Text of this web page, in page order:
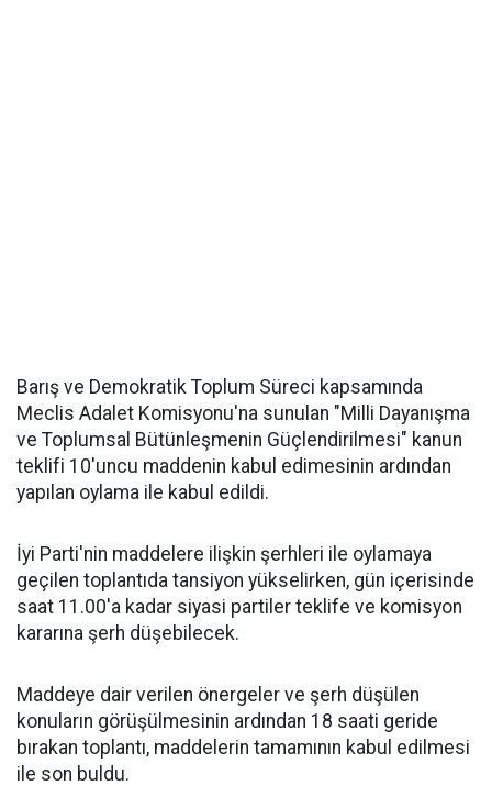
Barış ve Demokratik Toplum Süreci kapsamında
Meclis Adalet Komisyonu'na sunulan "Milli Dayanışma
ve Toplumsal Bütünleşmenin Güçlendirilmesi" kanun
teklifi 10'uncu maddenin kabul edimesinin ardından
yapılan oylama ile kabul edildi.
İyi Parti'nin maddelere ilişkin şerhleri ile oylamaya
geçilen toplantıda tansiyon yükselirken, gün içerisinde
saat 11.00'a kadar siyasi partiler teklife ve komisyon
kararına şerh düşebilecek.
Maddeye dair verilen önergeler ve şerh düşülen
konuların görüşülmesinin ardından 18 saati geride
bırakan toplantı, maddelerin tamamının kabul edilmesi
ile son buldu.